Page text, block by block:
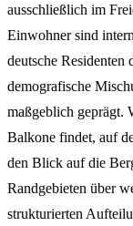
ausschließlich im
Einwohner sind
deutsche Residenten
demografische
maßgeblich geprägt.
Balkone findet, auf
den Blick auf die
Randgebieten über
strukturierten